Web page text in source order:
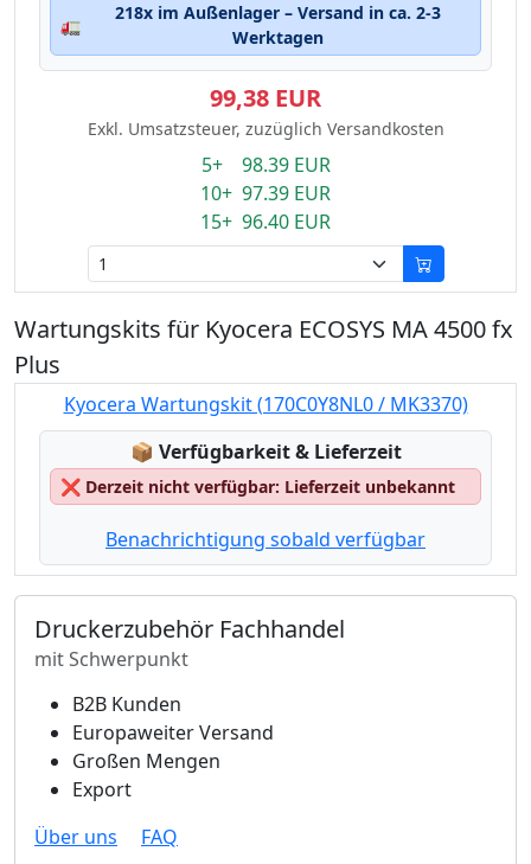
🚛
218x im Außenlager – Versand in ca. 2-3
Werktagen
99,38 EUR
Exkl. Umsatzsteuer, zuzüglich Versandkosten
5+ 98.39 EUR
10+ 97.39 EUR
15+ 96.40 EUR
Wartungskits für Kyocera ECOSYS MA 4500 fx
Plus
Kyocera Wartungskit (170C0Y8NL0 / MK3370)
📦 Lagerstatus:
Verfügbarkeit & Lieferzeit
❌ Derzeit nicht verfügbar: Lieferzeit unbekannt
Benachrichtigung sobald verfügbar
Druckerzubehör Fachhandel
mit Schwerpunkt
B2B Kunden
Europaweiter Versand
Großen Mengen
Export
Über uns
FAQ